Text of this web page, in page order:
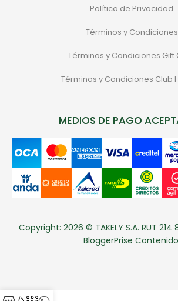
Política de Privacidad
Términos y Condiciones
Términos y Condiciones Gift
Términos y Condiciones Club
MEDIOS DE PAGO
Copyright: 2026 © TAKELY S.A. RUT 214
BloggerPrise